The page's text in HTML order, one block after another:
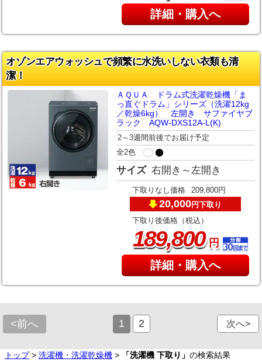
詳細・購入へ
オゾンエアウォッシュで頻繁に水洗いしない衣類も清
潔！
ＡＱＵＡ ドラム式洗濯乾燥機「ま
っ直ぐドラム」シリーズ（洗濯12kg
／乾燥6kg） 左開き サファイヤブ
ラック AQW-DXS12A-L(K)
2～3週間前後でお届け予定
全2色
サイズ 右開き～左開き
下取りなし価格 209,800円
20,000円下取り
下取り後価格（税込）
189,800円
詳細・購入へ
<前へ 1 2 次へ>
トップ> 洗濯機・洗濯乾燥機 > 「洗濯機 下取り」 の検索結果